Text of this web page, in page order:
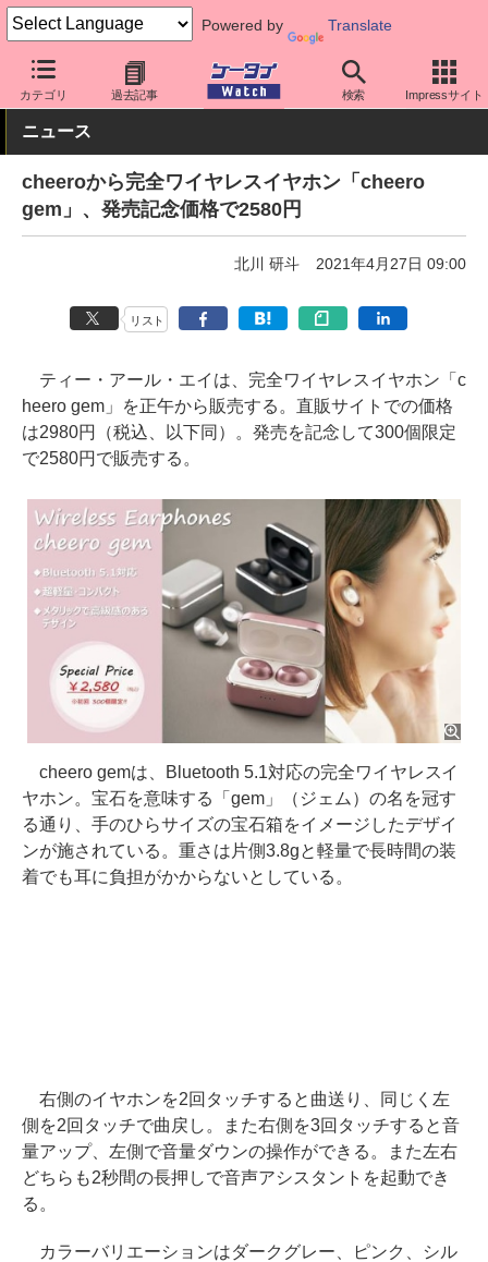
Powered by Translate
カテゴリ 過去記事 検索 Impressサイト
ケータイ Watch 周辺機器/アクセサリー オーディオ
ニュース
cheeroから完全ワイヤレスイヤホン「cheero
gem」、発売記念価格で2580円
北川 研斗 2021年4月27日 09:00
リスト
ティー・アール・エイは、完全ワイヤレスイヤホン「c
heero gem」を正午から販売する。直販サイトでの価格
は2980円（税込、以下同）。発売を記念して300個限定
で2580円で販売する。
cheero gemは、Bluetooth 5.1対応の完全ワイヤレスイ
ヤホン。宝石を意味する「gem」（ジェム）の名を冠す
る通り、手のひらサイズの宝石箱をイメージしたデザイ
ンが施されている。重さは片側3.8gと軽量で長時間の装
着でも耳に負担がかからないとしている。
右側のイヤホンを2回タッチすると曲送り、同じく左
側を2回タッチで曲戻し。また右側を3回タッチすると音
量アップ、左側で音量ダウンの操作ができる。また左右
どちらも2秒間の長押しで音声アシスタントを起動でき
る。
カラーバリエーションはダークグレー、ピンク、シル